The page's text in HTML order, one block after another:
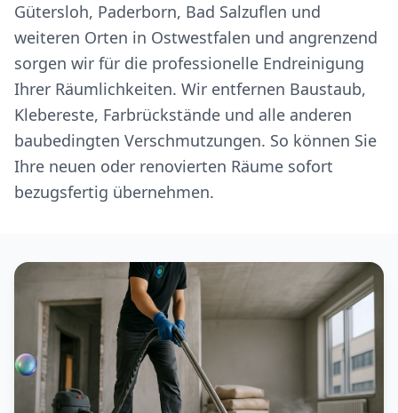
Gütersloh, Paderborn, Bad Salzuflen und
weiteren Orten in Ostwestfalen und angrenzend
sorgen wir für die professionelle Endreinigung
Ihrer Räumlichkeiten. Wir entfernen Baustaub,
Klebereste, Farbrückstände und alle anderen
baubedingten Verschmutzungen. So können Sie
Ihre neuen oder renovierten Räume sofort
bezugsfertig übernehmen.